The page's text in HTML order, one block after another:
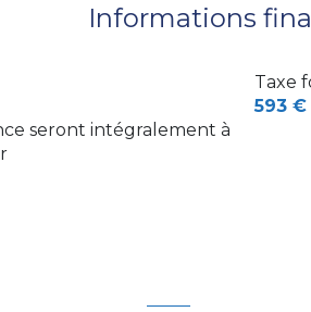
Informations
seront intégralement à
Taxe
593 €